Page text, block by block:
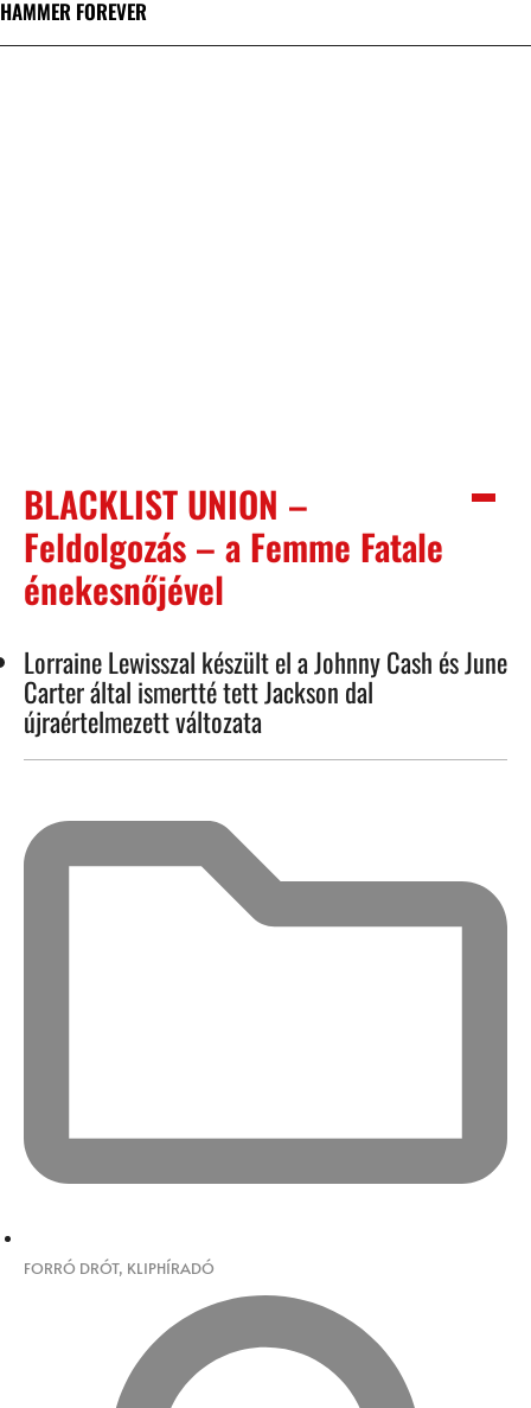
HAMMER FOREVER
BLACKLIST UNION –
Feldolgozás – a Femme Fatale
énekesnőjével
Lorraine Lewisszal készült el a Johnny Cash és June
Carter által ismertté tett Jackson dal
újraértelmezett változata
FORRÓ DRÓT, KLIPHÍRADÓ